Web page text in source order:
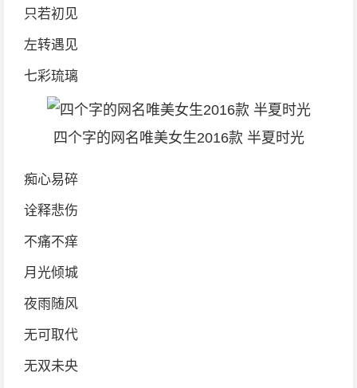
只若初见
左转遇见
七彩琉璃
四个字的网名唯美女生2016款 半夏时光
痴心易碎
诠释悲伤
不痛不痒
月光倾城
夜雨随风
无可取代
无双未央